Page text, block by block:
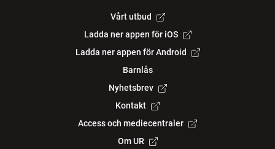
Vårt utbud
Ladda ner appen för iOS
Ladda ner appen för Android
Barnlås
Nyhetsbrev
Kontakt
Access och mediecentraler
Om UR